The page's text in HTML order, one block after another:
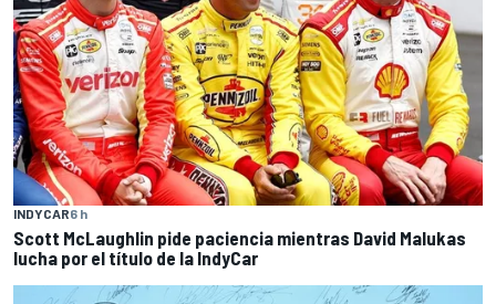
INDYCAR6 h
Scott McLaughlin pide paciencia mientras David Malukas
lucha por el título de la IndyCar